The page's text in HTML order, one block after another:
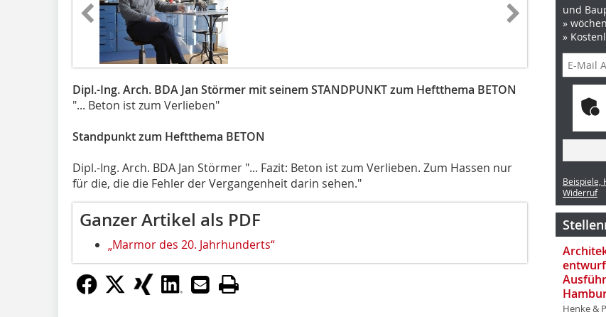
Dipl.-Ing. Arch. BDA Jan Störmer mit seinem STANDPUNKT zum Heftthema BETON
"... Beton ist zum Verlieben"
Standpunkt zum Heftthema BETON
Dipl.-Ing. Arch. BDA Jan Störmer "... Fazit: Beton ist zum Verlieben. Zum Hassen nur
für die, die die Fehler der Vergangenheit darin sehen."
Ganzer Artikel als PDF
„Marmor des 20. Jahrhunderts“
und
»
»
Beispiele,
Widerruf
Henke &